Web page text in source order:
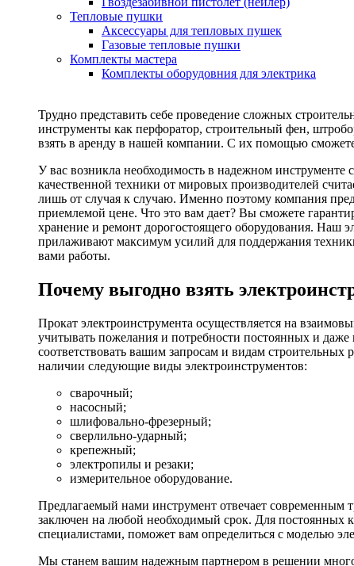
Тепловые пушки
Аксессуары для тепловых пушек
Газовые тепловые пушки
Комплекты мастера
Комплекты оборудовния для электрика
Трудно представить себе проведение сложных
инструменты как перфоратор, строительный фен,
взять в аренду в нашей компании. С их помощью
У вас возникла необходимость в надежном
качественной техники от мировых производителей
лишь от случая к случаю. Именно поэтому компания
приемлемой цене. Что это вам дает? Вы сможете
хранение и ремонт дорогостоящего оборудования. Наш
прилаживают максимум усилий для поддержания техники
вами работы.
Почему выгодно взять
Прокат электроинструмента осуществляется на
учитывать пожелания и потребности постоянных и
соответствовать вашим запросам и видам строительных
наличии следующие виды электроинструментов:
сварочный;
насосный;
шлифовально-фрезерный;
сверлильно-ударный;
крепежный;
электропилы и резаки;
измерительное оборудование.
Предлагаемый нами инструмент отвечает современным
заключен на любой необходимый срок. Для постоянных
специалистами, поможет вам определиться с моделью
Мы станем вашим надежным партнером в решении